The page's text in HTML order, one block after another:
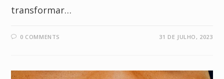
transformar…
0 COMMENTS 31 DE JULHO, 2023